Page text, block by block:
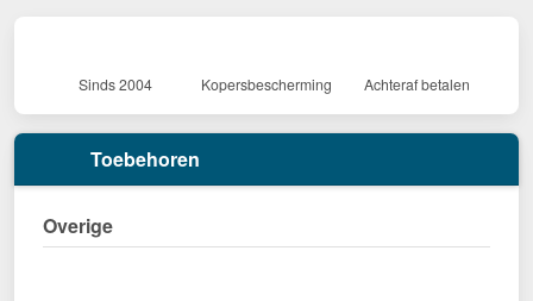
Sinds 2004 Kopersbescherming Achteraf betalen
Toebehoren
Overige